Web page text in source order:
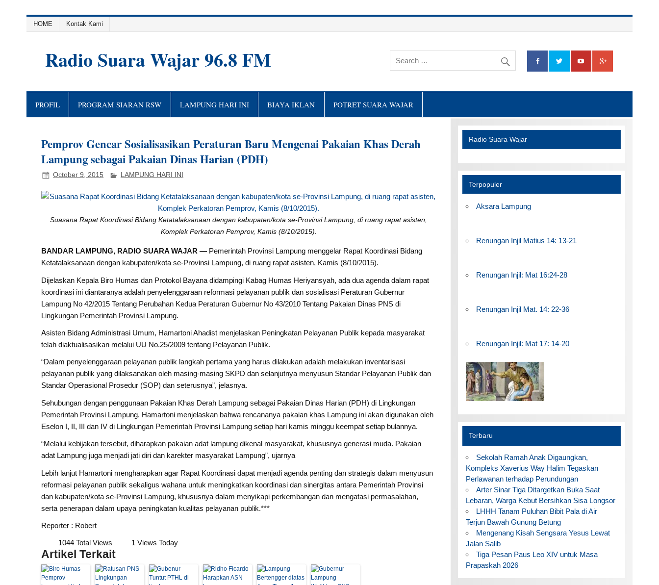
HOME Kontak Kami
Radio Suara Wajar 96.8 FM
PROFIL PROGRAM SIARAN RSW LAMPUNG HARI INI BIAYA IKLAN POTRET SUARA WAJAR
Pemprov Gencar Sosialisasikan Peraturan Baru Mengenai Pakaian Khas Derah
Lampung sebagai Pakaian Dinas Harian (PDH)
October 9, 2015 LAMPUNG HARI INI
Suasana Rapat Koordinasi Bidang Ketatalaksanaan dengan kabupaten/kota se-Provinsi Lampung, di ruang rapat asisten,
Komplek Perkatoran Pemprov, Kamis (8/10/2015).
BANDAR LAMPUNG, RADIO SUARA WAJAR — Pemerintah Provinsi Lampung menggelar Rapat Koordinasi Bidang
Ketatalaksanaan dengan kabupaten/kota se-Provinsi Lampung, di ruang rapat asisten, Kamis (8/10/2015).
Dijelaskan Kepala Biro Humas dan Protokol Bayana didampingi Kabag Humas Heriyansyah, ada dua agenda dalam rapat
koordinasi ini diantaranya adalah penyelenggaraan reformasi pelayanan publik dan sosialisasi Peraturan Gubernur
Lampung No 42/2015 Tentang Perubahan Kedua Peraturan Gubernur No 43/2010 Tentang Pakaian Dinas PNS di
Lingkungan Pemerintah Provinsi Lampung.
Asisten Bidang Administrasi Umum, Hamartoni Ahadist menjelaskan Peningkatan Pelayanan Publik kepada masyarakat
telah diaktualisasikan melalui UU No.25/2009 tentang Pelayanan Publik.
“Dalam penyelenggaraan pelayanan publik langkah pertama yang harus dilakukan adalah melakukan inventarisasi
pelayanan publik yang dilaksanakan oleh masing-masing SKPD dan selanjutnya menyusun Standar Pelayanan Publik dan
Standar Operasional Prosedur (SOP) dan seterusnya”, jelasnya.
Sehubungan dengan penggunaan Pakaian Khas Derah Lampung sebagai Pakaian Dinas Harian (PDH) di Lingkungan
Pemerintah Provinsi Lampung, Hamartoni menjelaskan bahwa rencananya pakaian khas Lampung ini akan digunakan oleh
Eselon I, II, III dan IV di Lingkungan Pemerintah Provinsi Lampung setiap hari kamis minggu keempat setiap bulannya.
“Melalui kebijakan tersebut, diharapkan pakaian adat lampung dikenal masyarakat, khususnya generasi muda. Pakaian
adat Lampung juga menjadi jati diri dan karekter masyarakat Lampung”, ujarnya
Lebih lanjut Hamartoni mengharapkan agar Rapat Koordinasi dapat menjadi agenda penting dan strategis dalam menyusun
reformasi pelayanan publik sekaligus wahana untuk meningkatkan koordinasi dan sinergitas antara Pemerintah Provinsi
dan kabupaten/kota se-Provinsi Lampung, khususnya dalam menyikapi perkembangan dan mengatasi permasalahan,
serta penerapan dalam upaya peningkatan kualitas pelayanan publik.***
Reporter : Robert
1044 Total Views 1 Views Today
Artikel Terkait
Radio Suara Wajar
Terpopuler
Aksara Lampung
Renungan Injil Matius 14: 13-21
Renungan Injil: Mat 16:24-28
Renungan Injil Mat. 14: 22-36
Renungan Injil: Mat 17: 14-20
Terbaru
Sekolah Ramah Anak Digaungkan,
Kompleks Xaverius Way Halim Tegaskan
Perlawanan terhadap Perundungan
Arter Sinar Tiga Ditargetkan Buka Saat
Lebaran, Warga Kebut Bersihkan Sisa Longsor
LHHH Tanam Puluhan Bibit Pala di Air
Terjun Bawah Gunung Betung
Mengenang Kisah Sengsara Yesus Lewat
Jalan Salib
Tiga Pesan Paus Leo XIV untuk Masa
Prapaskah 2026